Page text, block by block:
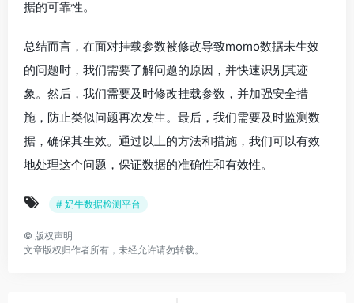
据的可靠性。
总结而言，在面对挂载参数被修改导致momo数据未生效
的问题时，我们需要了解问题的原因，并快速识别其迹
象。然后，我们需要及时修改挂载参数，并加强安全措
施，防止类似问题再次发生。最后，我们需要及时监测数
据，确保其生效。通过以上的方法和措施，我们可以有效
地处理这个问题，保证数据的准确性和有效性。
# 奶牛数据检测平台
© 版权声明
文章版权归作者所有，未经允许请勿转载。